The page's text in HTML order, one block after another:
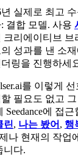
실제로 최고
결합 모델. 사용
크리에이티브
성과를 낸 소
링을 진행하세
를 이렇게
필요도 없고
Seedance에 접
린, 나는 봤어 , 행
현재의 작업
니다.